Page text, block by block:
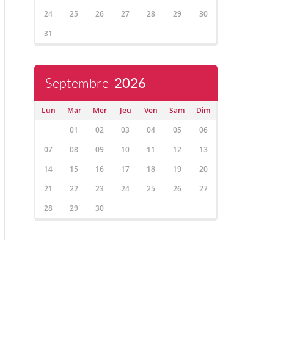
24
25 26 27 28 29
30
31
Septembre 2026
Lun Mar Mer Jeu Ven Sam
Dim
01
02 03 04 05
06
07
08 09 10 11 12
13
14
15 16 17 18 19
20
21
22 23 24 25 26
27
28
29 30